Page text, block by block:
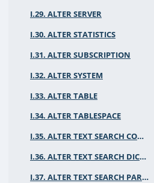
I.29. ALTER SERVER
I.30. ALTER STATISTICS
I.31. ALTER SUBSCRIPTION
I.32. ALTER SYSTEM
I.33. ALTER TABLE
I.34. ALTER TABLESPACE
I.35. ALTER TEXT SEARCH CONFIGURATION
I.36. ALTER TEXT SEARCH DICTIONARY
I.37. ALTER TEXT SEARCH PARSER